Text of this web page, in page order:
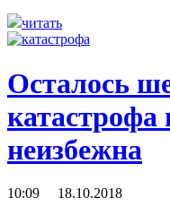
читать
Осталось
катастрофа
неизбежна
10:09 18.10.2018